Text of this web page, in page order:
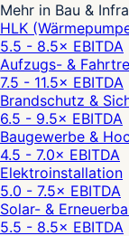
Mehr in Bau &
HLK
5.5 - 8.5× EBITDA
Aufzugs- &
7.5 - 11.5× EBITDA
Brandschutz &
6.5 - 9.5× EBITDA
Baugewerbe &
4.5 - 7.0× EBITDA
Elektroinstallation
5.0 - 7.5× EBITDA
Solar- &
5.5 - 8.5× EBITDA